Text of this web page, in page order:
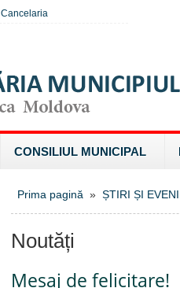
Cancelaria
CONSILIUL MUNICIPAL
Prima pagină » ȘTIRI ȘI
Noutăți
Mesaj de felicitare!